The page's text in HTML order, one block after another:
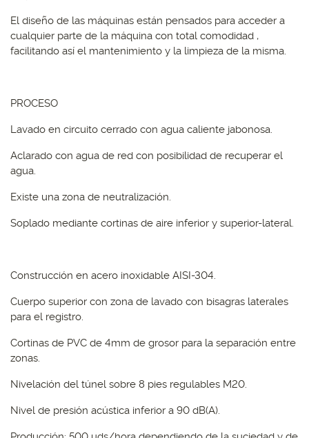
El diseño de las máquinas están pensados para acceder a
cualquier parte de la máquina con total comodidad ,
facilitando así el mantenimiento y la limpieza de la misma.
PROCESO
Lavado en circuito cerrado con agua caliente jabonosa.
Aclarado con agua de red con posibilidad de recuperar el
agua.
Existe una zona de neutralización.
Soplado mediante cortinas de aire inferior y superior-lateral.
Construcción en acero inoxidable AISI-304.
Cuerpo superior con zona de lavado con bisagras laterales
para el registro.
Cortinas de PVC de 4mm de grosor para la separación entre
zonas.
Nivelación del túnel sobre 8 pies regulables M20.
Nivel de presión acústica inferior a 90 dB(A).